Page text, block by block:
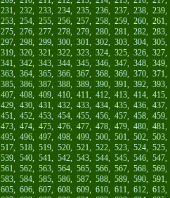
231, 232, 233, 234, 235, 236, 237, 238, 239
253, 254, 255, 256, 257, 258, 259, 260, 261
275, 276, 277, 278, 279, 280, 281, 282, 283
297, 298, 299, 300, 301, 302, 303, 304, 305
319, 320, 321, 322, 323, 324, 325, 326, 327
341, 342, 343, 344, 345, 346, 347, 348, 349
363, 364, 365, 366, 367, 368, 369, 370, 371
385, 386, 387, 388, 389, 390, 391, 392, 393
407, 408, 409, 410, 411, 412, 413, 414, 415
429, 430, 431, 432, 433, 434, 435, 436, 437
451, 452, 453, 454, 455, 456, 457, 458, 459
473, 474, 475, 476, 477, 478, 479, 480, 481
495, 496, 497, 498, 499, 500, 501, 502, 503
517, 518, 519, 520, 521, 522, 523, 524, 525
539, 540, 541, 542, 543, 544, 545, 546, 547
561, 562, 563, 564, 565, 566, 567, 568, 569
583, 584, 585, 586, 587, 588, 589, 590, 591
605, 606, 607, 608, 609, 610, 611, 612, 613